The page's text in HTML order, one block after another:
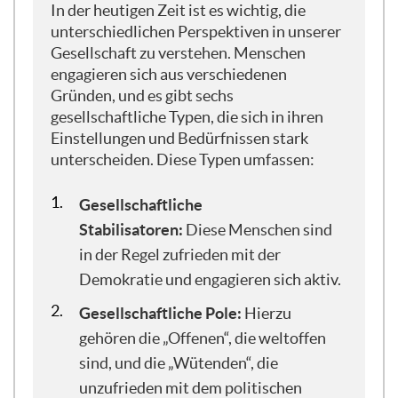
Common in Deutschland auf dieses
Thema schauen, möchte ich gerne eine
ganz kleine Zeitreise beginnen und würde
euch mal einladen, zu überlegen: Was war
vor 10 Jahren? Wir sind im Jahr 2015. Es
war die Phase des Brexits, es war die
Phase der ersten Wahl Donald Trumps,
und in unseren primär damals westlichen
Entwicklungen vonstattengegangen, die
nicht mehr so einfach erklärbar waren mit
herkömmlichen Methoden der
Forschung. Die Organisation Moren
Common, für die wir jetzt hier im
deutschen Ableger arbeiten, schaut sich
eben mit der Perspektive des
Zusammenhalts an: Was verbindet uns
eigentlich in unseren Gesellschaften?
In der heutigen Zeit ist es wichtig, die
unterschiedlichen Perspektiven in unserer
Gesellschaft zu verstehen. Menschen
engagieren sich aus verschiedenen
Gründen, und es gibt sechs
gesellschaftliche Typen, die sich in ihren
Einstellungen und Bedürfnissen stark
unterscheiden. Diese Typen umfassen:
Gesellschaftliche
Stabilisatoren: Diese Menschen sind
in der Regel zufrieden mit der
Demokratie und engagieren sich aktiv.
Gesellschaftliche Pole: Hierzu
gehören die „Offenen“, die weltoffen
sind, und die „Wütenden“, die
unzufrieden mit dem politischen